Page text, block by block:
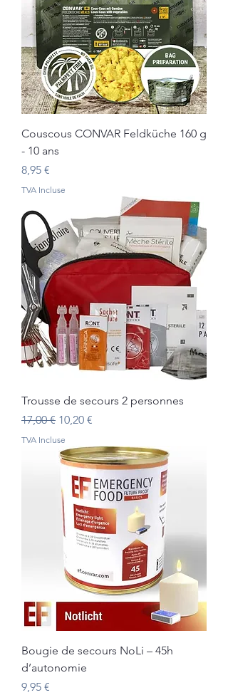
Couscous CONVAR Feldküche 160 g
- 10 ans
Prix
8,95 €
TVA Incluse
Trousse de secours 2 personnes
Prix original
17,00 € Prix promotionnel
10,20 €
TVA Incluse
Bougie de secours NoLi – 45h
d’autonomie
Prix
9,95 €